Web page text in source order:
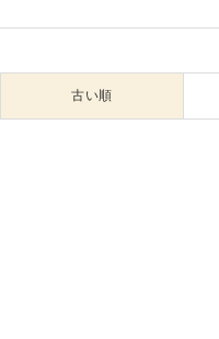
古い順